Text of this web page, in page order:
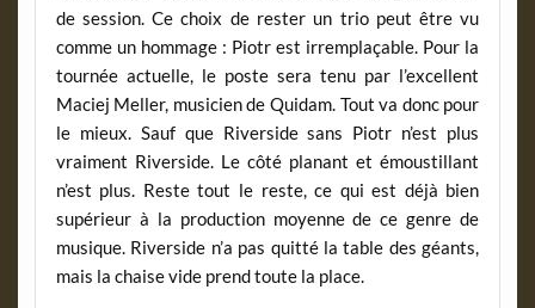
de session. Ce choix de rester un trio peut être vu
comme un hommage : Piotr est irremplaçable. Pour la
tournée actuelle, le poste sera tenu par l’excellent
Maciej Meller, musicien de Quidam. Tout va donc pour
le mieux. Sauf que Riverside sans Piotr n’est plus
vraiment Riverside. Le côté planant et émoustillant
n’est plus. Reste tout le reste, ce qui est déjà bien
supérieur à la production moyenne de ce genre de
musique. Riverside n’a pas quitté la table des géants,
mais la chaise vide prend toute la place.